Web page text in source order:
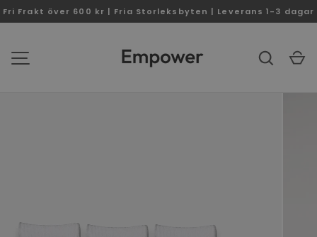
SKIP TO CONTENT
Fri Frakt över 600 kr | Fria Storleksbyten | Leverans 1-3 dagar
Search